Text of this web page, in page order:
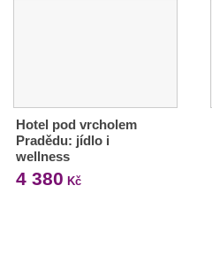
Hotel pod vrcholem
Pradědu: jídlo i
wellness
4 380 Kč